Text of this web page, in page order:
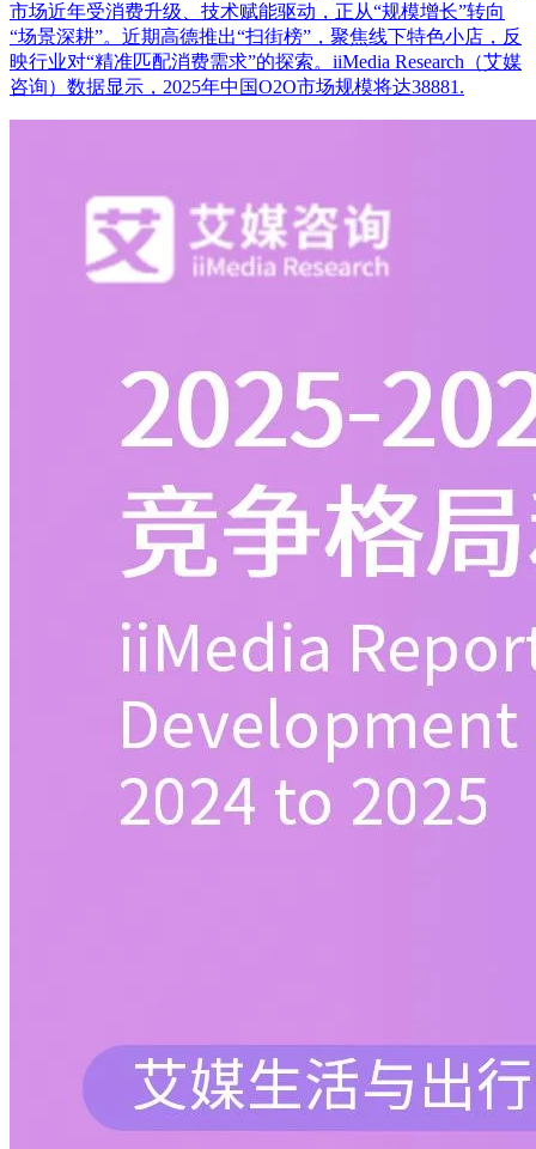
市场近年受消费升级、技术赋能驱动，正从“规模增长”转向
“场景深耕”。近期高德推出“扫街榜”，聚焦线下特色小店，反
映行业对“精准匹配消费需求”的探索。iiMedia Research（艾媒
咨询）数据显示，2025年中国O2O市场规模将达38881.